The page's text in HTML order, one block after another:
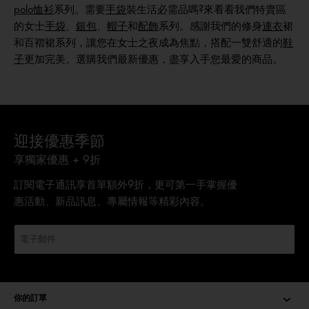
polo恤衫 系列。需要手袋裝生活必需品嗎?來看看我們特賣區
的女士手袋 、 銀包、 帽子和 配飾 系列。感謝我們的修身連衣裙
和百褶裙系列，讓您在女士之夜成為焦點，搭配一雙舒適的鞋
子 更加完美。選購我們最新優惠，盡享入手您最愛的商品。
迎接優惠季節
享獨家優惠 + 9折
訂閱電子通訊享首單額外9折，更可第一手掌握優
惠活動、新品訊息、專屬情報等精彩內容。
你的訂單